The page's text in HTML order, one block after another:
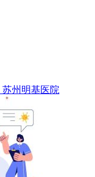
苏州明基医院